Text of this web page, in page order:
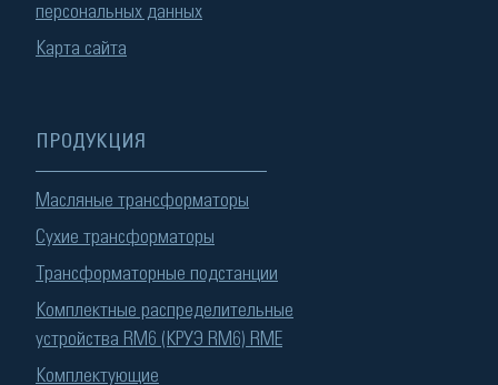
персональных данных
Карта сайта
ПРОДУКЦИЯ
Масляные трансформаторы
Сухие трансформаторы
Трансформаторные подстанции
Комплектные распределительные
устройства RM6 (КРУЭ RM6) RME
Комплектующие